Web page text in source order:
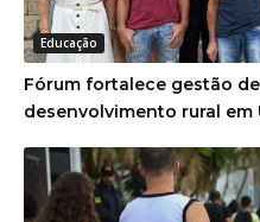
Educação
Fórum fortalece gestão
desenvolvimento rural em